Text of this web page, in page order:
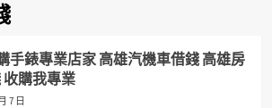
手錶專業店家 高雄汽機車借錢 高雄房
收購我專業
7 日